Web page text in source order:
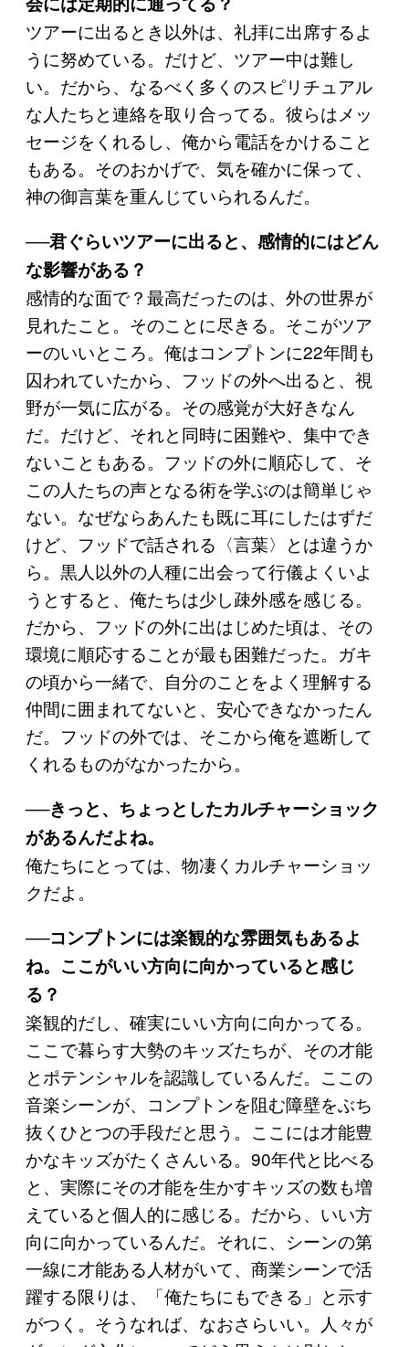
ツアーに出るとき以外は、礼拝に出席するよ
うに努めている。だけど、ツアー中は難し
い。だから、なるべく多くのスピリチュアル
な人たちと連絡を取り合ってる。彼らはメッ
セージをくれるし、俺から電話をかけること
もある。そのおかげで、気を確かに保って、
神の御言葉を重んじていられるんだ。
──君ぐらいツアーに出ると、感情的にはどん
な影響がある？
感情的な面で？最高だったのは、外の世界が
見れたこと。そのことに尽きる。そこがツア
ーのいいところ。俺はコンプトンに22年間も
囚われていたから、フッドの外へ出ると、視
野が一気に広がる。その感覚が大好きなん
だ。だけど、それと同時に困難や、集中でき
ないこともある。フッドの外に順応して、そ
この人たちの声となる術を学ぶのは簡単じゃ
ない。なぜならあんたも既に耳にしたはずだ
けど、フッドで話される〈言葉〉とは違うか
ら。黒人以外の人種に出会って行儀よくいよ
うとすると、俺たちは少し疎外感を感じる。
だから、フッドの外に出はじめた頃は、その
環境に順応することが最も困難だった。ガキ
の頃から一緒で、自分のことをよく理解する
仲間に囲まれてないと、安心できなかったん
だ。フッドの外では、そこから俺を遮断して
くれるものがなかったから。
──きっと、ちょっとしたカルチャーショック
があるんだよね。
俺たちにとっては、物凄くカルチャーショッ
クだよ。
──コンプトンには楽観的な雰囲気もあるよ
ね。ここがいい方向に向かっていると感じ
る？
楽観的だし、確実にいい方向に向かってる。
ここで暮らす大勢のキッズたちが、その才能
とポテンシャルを認識しているんだ。ここの
音楽シーンが、コンプトンを阻む障壁をぶち
抜くひとつの手段だと思う。ここには才能豊
かなキッズがたくさんいる。90年代と比べる
と、実際にその才能を生かすキッズの数も増
えていると個人的に感じる。だから、いい方
向に向かっているんだ。それに、シーンの第
一線に才能ある人材がいて、商業シーンで活
躍する限りは、「俺たちにもできる」と示す
がつく。そうなれば、なおさらいい。人々が